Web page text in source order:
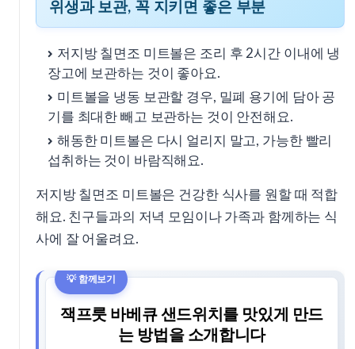
위생과 보관, 꼭 지키면 좋은 부분
저지방 칠면조 미트볼은 조리 후 2시간 이내에 냉
장고에 보관하는 것이 좋아요.
미트볼을 냉동 보관할 경우, 밀폐 용기에 담아 공
기를 최대한 빼고 보관하는 것이 안전해요.
해동한 미트볼은 다시 얼리지 말고, 가능한 빨리
섭취하는 것이 바람직해요.
저지방 칠면조 미트볼은 건강한 식사를 원할 때 적합
해요. 친구들과의 저녁 모임이나 가족과 함께하는 식
사에 잘 어울려요.
잭프룻 바베큐 샌드위치를 맛있게 만드
는 방법을 소개합니다